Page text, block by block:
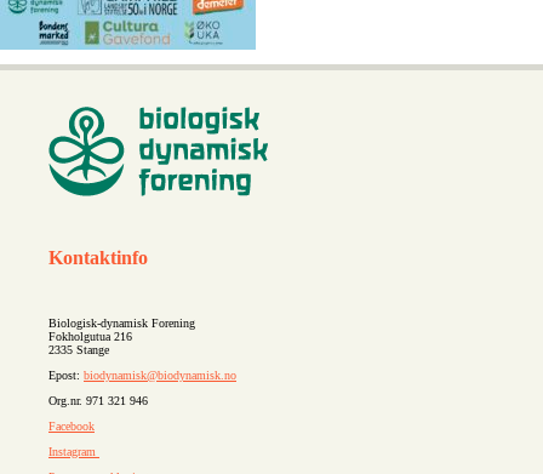
Kontaktinfo
Biologisk-dynamisk Forening
Fokholgutua 216
2335 Stange
Epost: biodynamisk@biodynamisk.no
Org.nr. 971 321 946
Facebook
Instagram